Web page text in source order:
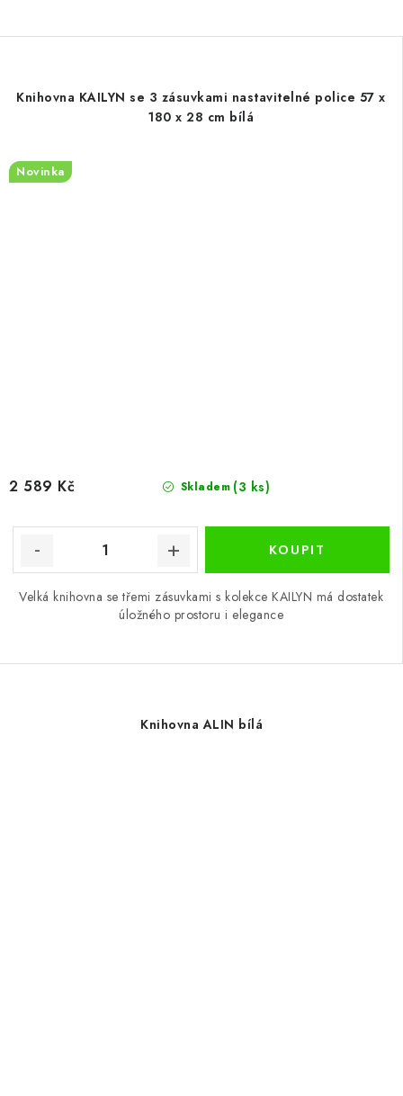
Knihovna KAILYN se 3 zásuvkami nastavitelné police 57 x
180 x 28 cm bílá
Novinka
Skladem (3 ks)
2 589 Kč
Velká knihovna se třemi zásuvkami s kolekce KAILYN má dostatek
úložného prostoru i elegance
Knihovna ALIN bílá